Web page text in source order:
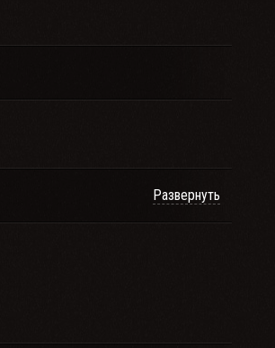
Развернуть